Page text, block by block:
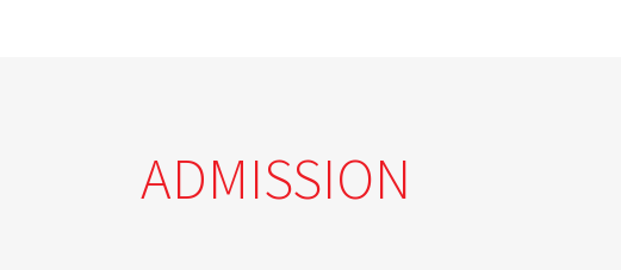
ADMISSION